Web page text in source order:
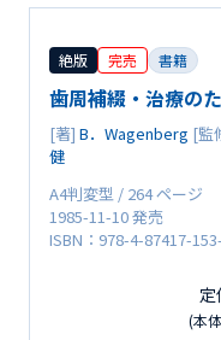
絶版 完売 書籍
歯周補綴・治療の
[著] B．Wagenberg [監
健
A4判変型 / 264 ページ
1985-11-10 発売
ISBN：978-4-87417-
定
(本